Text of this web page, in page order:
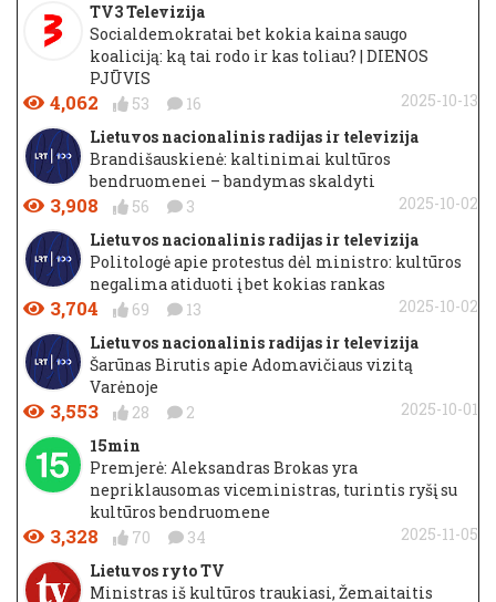
TV3 Televizija
Socialdemokratai bet kokia kaina saugo
koaliciją: ką tai rodo ir kas toliau? | DIENOS
PJŪVIS
4,062 53 16
2025-10-13
Lietuvos nacionalinis radijas ir televizija
Brandišauskienė: kaltinimai kultūros
bendruomenei – bandymas skaldyti
3,908 56 3
2025-10-02
Lietuvos nacionalinis radijas ir televizija
Politologė apie protestus dėl ministro: kultūros
negalima atiduoti į bet kokias rankas
3,704 69 13
2025-10-02
Lietuvos nacionalinis radijas ir televizija
Šarūnas Birutis apie Adomavičiaus vizitą
Varėnoje
3,553 28 2
2025-10-01
15min
Premjerė: Aleksandras Brokas yra
nepriklausomas viceministras, turintis ryšį su
kultūros bendruomene
3,328 70 34
2025-11-05
Lietuvos ryto TV
Ministras iš kultūros traukiasi, Žemaitaitis